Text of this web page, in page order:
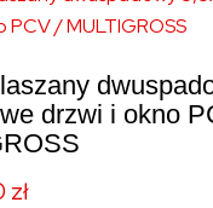
drzwi i okno
zł